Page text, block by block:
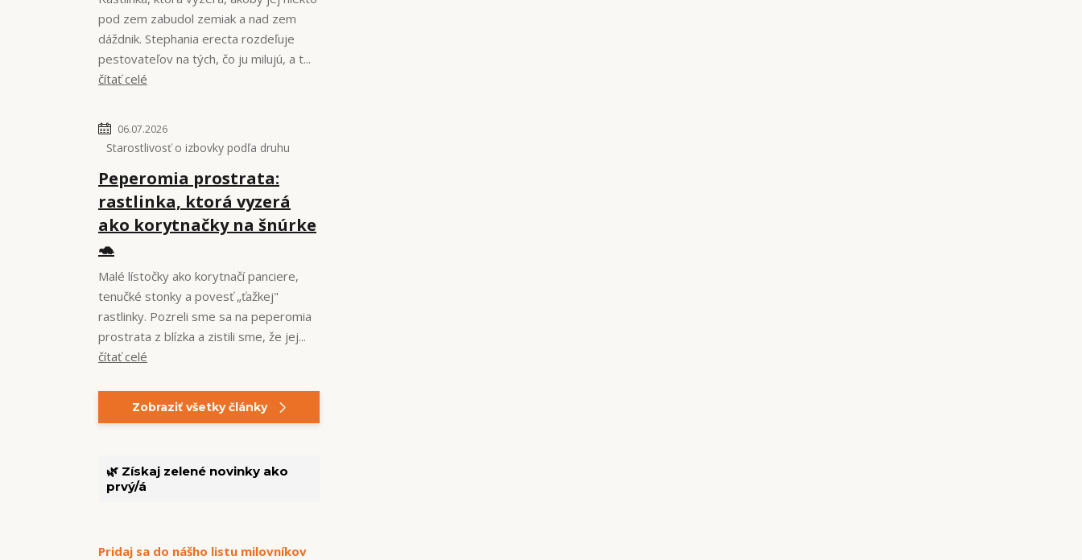
pod zem zabudol zemiak a nad zem
dáždnik. Stephania erecta rozdeľuje
pestovateľov na tých, čo ju milujú, a t...
čítať celé
06.07.2026
Starostlivosť o izbovky podľa druhu
Peperomia prostrata:
rastlinka, ktorá vyzerá
ako korytnačky na šnúrke
🐢
Malé lístočky ako korytnačí panciere,
tenučké stonky a povesť „ťažkej"
rastlinky. Pozreli sme sa na peperomia
prostrata z blízka a zistili sme, že jej...
čítať celé
Zobraziť všetky články
🌿 Získaj zelené novinky ako
prvý/á
Pridaj sa do nášho listu milovníkov